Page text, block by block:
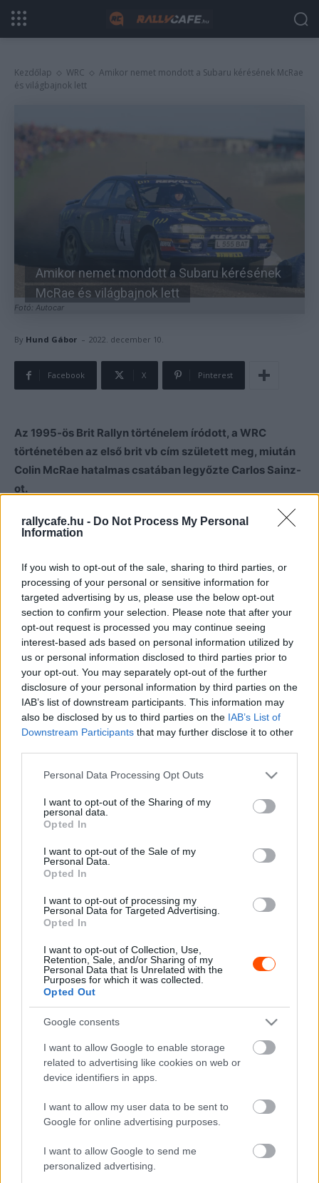
rallycafe.hu - Do Not Process My Personal
Information
If you wish to opt-out of the sale, sharing to third parties, or
processing of your personal or sensitive information for
targeted advertising by us, please use the below opt-out
section to confirm your selection. Please note that after your
opt-out request is processed you may continue seeing
interest-based ads based on personal information utilized by
us or personal information disclosed to third parties prior to
your opt-out. You may separately opt-out of the further
disclosure of your personal information by third parties on the
IAB’s list of downstream participants. This information may
also be disclosed by us to third parties on the IAB’s List of
Downstream Participants that may further disclose it to other
Please note that this website/app uses one or more Google
not limited to your visit or usage behaviour. You may click to
grant or deny consent to Google and its third-party tags to
use your data for below specified purposes in below Google
consent section.
Personal Data Processing Opt Outs
I want to opt-out of the Sharing of my
personal data.
Opted In
I want to opt-out of the Sale of my
Personal Data.
Opted In
I want to opt-out of processing my
Personal Data for Targeted Advertising.
Opted In
I want to opt-out of Collection, Use,
Retention, Sale, and/or Sharing of my
Personal Data that Is Unrelated with the
Purposes for which it was collected.
Opted Out
Google consents
I want to allow Google to enable storage
related to advertising like cookies on web or
device identifiers in apps.
I want to allow my user data to be sent to
Google for online advertising purposes.
I want to allow Google to send me
personalized advertising.
Kezdőlap WRC
Amikor nemet mondott a Subaru kérésének McRae
és világbajnok lett
Fotó: Autocar
Amikor nemet mondott a Subaru kérésének
McRae és világbajnok lett
By Hund Gábor - 2022. december 10.
Facebook X Pinterest
Az 1995-ös Brit Rallyn történelem íródott, a WRC
történetében az első brit vb cím született meg, miután
Colin McRae hatalmas csatában legyőzte Carlos Sainz-
ot.
1995-ben Carlos Sainz volt a Subaru elsőszámú
futama után Colin McRae és Sainz azonos pontszámmal
állt a bajnokságban.
Sainz a szezon során nyerni tudott a Montén,
Portugáliában és Spanyolországban is, míg McRae Új-
Zélandon zárt az első helyen.
A vb cím azonban csak Nagy-Britanniában dőlt el, a
Subaru pedig arra kérte McRae-t, hogy engedje
megszerezni az év végi elsőséget Sainznak. Ennél több
Carlos Sainz sem lehetett túl nyugodt, hiszen már a
második szakaszon probléma adódott autójának
helyen állt, míg McRae 14 másodperccel előzte meg a
harmadik helyen.
A Prodrive azonban megjavította Sainz autóját és a
másodperccel megelőzve McRae-t.
McRae a második nap defektje és a harmadik nap
hidraulika problémája után is folytatta kiváló
teljesítményét és a harmadik nap utolsó szakasza után
már a skót vezetett 17 másodperccel Sainz előtt.
A negyedik, utolsó napon aztán McRae tempójára már
nem volt válasza Sainznak, így Colin 36 másodperc
előnnyel megszerezte a győzelmet Sainz előtt, és
WRC-ben. McRae év végi sikerével mindenidők
legfiatalabb világbajnoka lett, ezt a rekordot döntötte meg